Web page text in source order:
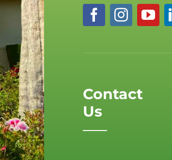
Contact
Us